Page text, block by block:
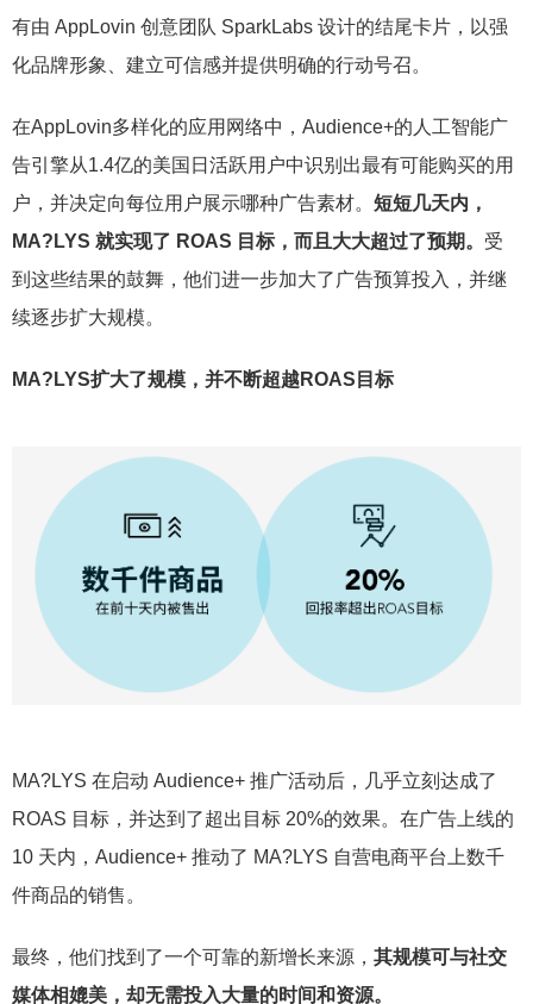
有由 AppLovin 创意团队 SparkLabs 设计的结尾卡片，以强
化品牌形象、建立可信感并提供明确的行动号召。
在AppLovin多样化的应用网络中，Audience+的人工智能广
告引擎从1.4亿的美国日活跃用户中识别出最有可能购买的用
户，并决定向每位用户展示哪种广告素材。 短短几天内，
MA?LYS 就实现了 ROAS 目标，而且大大超过了预期。 受
到这些结果的鼓舞，他们进一步加大了广告预算投入，并继
续逐步扩大规模。
MA?LYS扩大了规模，并不断超越ROAS目标
MA?LYS 在启动 Audience+ 推广活动后，几乎立刻达成了
ROAS 目标，并达到了超出目标 20%的效果。在广告上线的
10 天内，Audience+ 推动了 MA?LYS 自营电商平台上数千
件商品的销售。
最终，他们找到了一个可靠的新增长来源， 其规模可与社交
媒体相媲美，却无需投入大量的时间和资源。